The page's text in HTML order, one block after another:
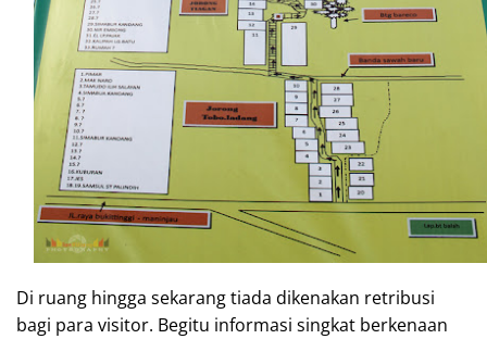
Di ruang hingga sekarang tiada dikenakan retribusi
bagi para visitor. Begitu informasi singkat berkenaan